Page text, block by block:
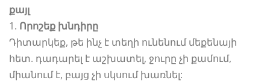
քայլ
1. Որոշեք խնդիրը
Դիտարկեք, թե ինչ է տեղի ունենում մեքենայի
հետ. դադարել է աշխատել, ջուրը չի քամում,
միանում է, բայց չի սկսում խառնել: